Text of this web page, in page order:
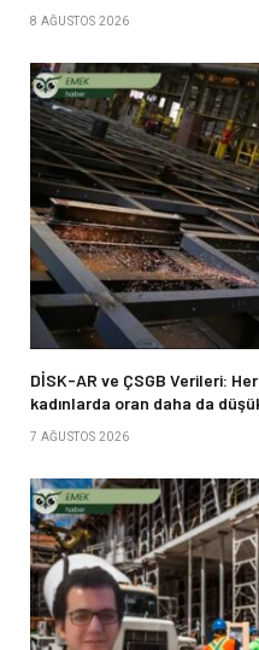
8 AĞUSTOS 2026
DİSK-AR ve ÇSGB Verileri:
kadınlarda oran daha da
7 AĞUSTOS 2026